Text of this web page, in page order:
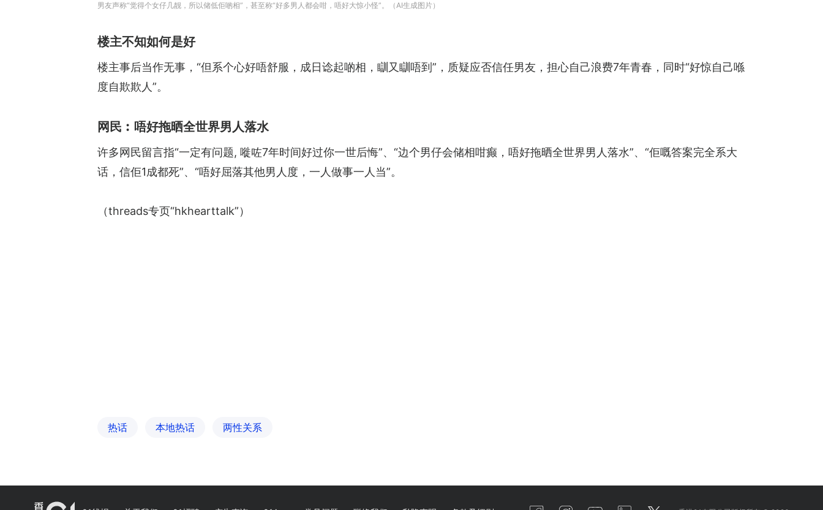
男友声称“觉得个女仔几靓，所以储低佢啲相”，甚至称“好多男人都会咁，唔好大惊小怪”。（AI生成图片）
楼主不知如何是好
楼主事后当作无事，“但系个心好唔舒服，成日谂起啲相，瞓又瞓唔到”，质疑应否信任男友，担心自己浪费7年青春，同时“好惊自己喺
度自欺欺人”。
网民︰唔好拖晒全世界男人落水
许多网民留言指“一定有问题, 嘥咗7年时间好过你一世后悔”、“边个男仔会储相咁癫，唔好拖晒全世界男人落水”、“佢嘅答案完全系大
话，信佢1成都死”、“唔好屈落其他男人度，一人做事一人当”。
（threads专页“hkhearttalk”）
热话 本地热话 两性关系